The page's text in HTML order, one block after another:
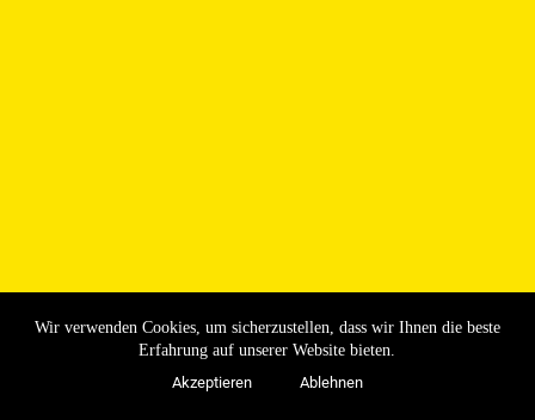
Wir verwenden Cookies, um sicherzustellen, dass wir Ihnen die beste
Erfahrung auf unserer Website bieten.
Akzeptieren
Ablehnen
Copyright © 2026 - SV 47